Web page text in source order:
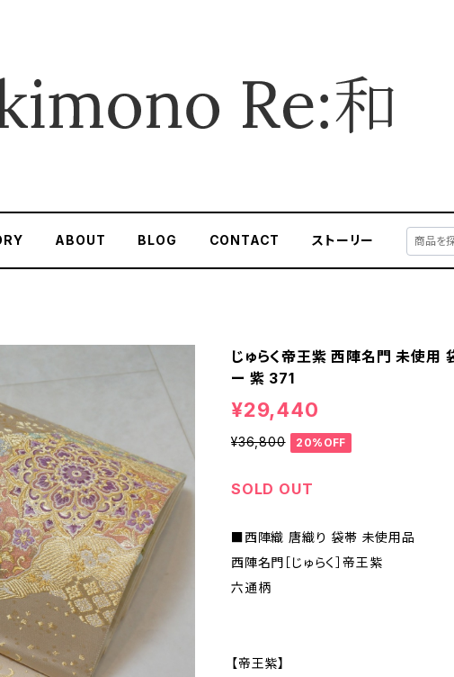
ABOUT BLOG CONTACT ストーリー
じゅらく帝王紫 西陣名門 未使用
ー 紫 371
¥29,440
¥36,800 20%OFF
SOLD OUT
■西陣織 唐織り 袋帯 未使用品
西陣名門［じゅらく］帝王紫
六通柄
【帝王紫】